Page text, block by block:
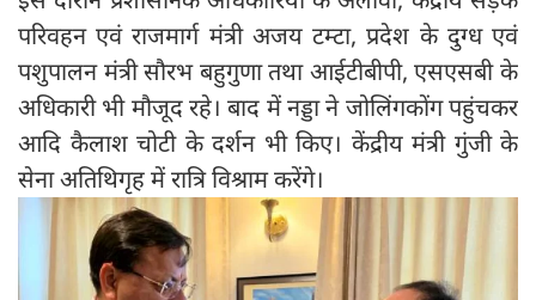
परिवहन एवं राजमार्ग मंत्री अजय टम्टा, प्रदेश के दुग्ध एवं
पशुपालन मंत्री सौरभ बहुगुणा तथा आईटीबीपी, एसएसबी के
अधिकारी भी मौजूद रहे। बाद में नड्डा ने जोलिंगकोंग पहुंचकर
आदि कैलाश चोटी के दर्शन भी किए। केंद्रीय मंत्री गुंजी के
सेना अतिथिगृह में रात्रि विश्राम करेंगे।